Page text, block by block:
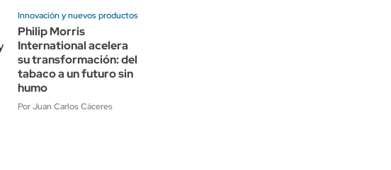
Innovación y nuevos productos
Philip Morris
International acelera
su transformación: del
tabaco a un futuro sin
humo
Por Juan Carlos Cáceres